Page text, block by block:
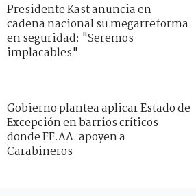
Presidente Kast anuncia en
cadena nacional su megarreforma
en seguridad: "Seremos
implacables"
Gobierno plantea aplicar Estado de
Excepción en barrios críticos
donde FF.AA. apoyen a
Carabineros